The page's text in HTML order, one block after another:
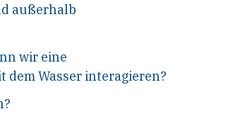
außerhalb
wir eine
dem Wasser interagieren?